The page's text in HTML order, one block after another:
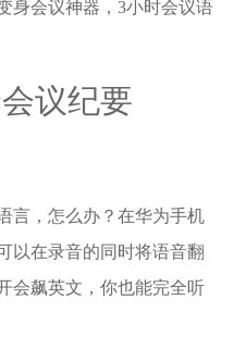
议纪要
言，怎么办？在华为手机
以在录音的同时将语音翻
会飙英文，你也能完全听